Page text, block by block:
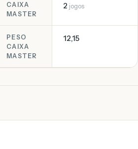
CAIXA
MASTER
2 jogos
PESO
CAIXA
MASTER
12,15